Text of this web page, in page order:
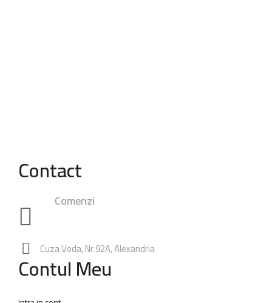
Contact
Comenzi
Cuza Voda, Nr.92A, Alexandria
Contul Meu